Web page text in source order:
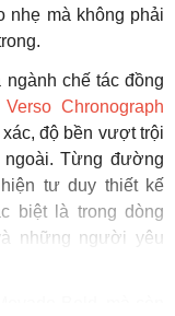
nhẹ mà không phải
chế tác đồng
Chronograph
độ bền vượt trội
Từng đường
tư duy thiết kế
biệt là trong dòng
những người yêu